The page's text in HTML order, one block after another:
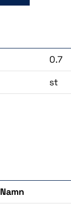
0.7
st
Namn